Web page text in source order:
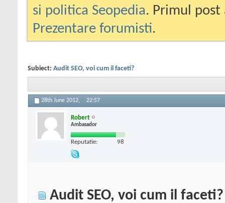
si politica Seopedia. Primul
Prezentare forumisti.
Subiect: Audit SEO, voi cum il faceti?
28th June 2012, 22:57
Robert
Ambasador
Reputatie: 98
Audit SEO, voi cum il faceti?